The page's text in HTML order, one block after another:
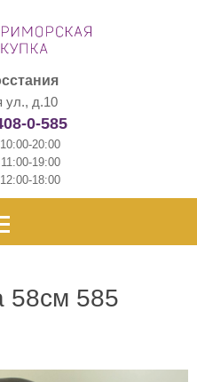
ул., д.10
0-585
10:00-20:00
11:00-19:00
12:00-18:00
58см 585